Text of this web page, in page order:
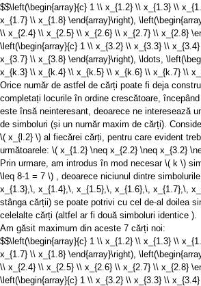
$$\left(\begin{array}{c} 1 \\ x_{1.2} \\ x_{1.3} \\
x_{1.7} \\ x_{1.8} \end{array}\right),
\\ x_{2.4} \\ x_{2.5} \\ x_{2.6} \\ x_{2.7} \\ x_{2.8}
\left(\begin{array}{c} 1 \\ x_{3.2} \\ x_{3.3} \\
x_{3.7} \\ x_{3.8} \end{array}\right), \ldots,
x_{k.3} \\ x_{k.4} \\ x_{k.5} \\ x_{k.6} \\ x_{k.7} \\
Orice număr de astfel de cărți poate fi deja
completați locurile în ordine crescătoare,
este însă neinteresant, deoarece ne interesează
de simboluri (și un număr maxim de cărți).
\( x_{l.2} \) al fiecărei cărți, pentru care evident
următoarele: \( x_{1.2} \neq x_{2.2} \neq x_{3.2}
Prin urmare, am introdus în mod necesar \( k \)
\leq 8-1 = 7 \) , deoarece niciunul dintre
x_{1.3},\, x_{1.4},\, x_{1.5},\, x_{1.6},\, x_{1.7},\,
stânga cărții) se poate potrivi cu cel de-al doilea
celelalte cărți (altfel ar fi două simboluri identice ).
Am găsit maximum din aceste 7 cărți noi:
$$\left(\begin{array}{c} 1 \\ x_{1.2} \\ x_{1.3} \\
x_{1.7} \\ x_{1.8} \end{array}\right),
\\ x_{2.4} \\ x_{2.5} \\ x_{2.6} \\ x_{2.7} \\ x_{2.8}
\left(\begin{array}{c} 1 \\ x_{3.2} \\ x_{3.3} \\